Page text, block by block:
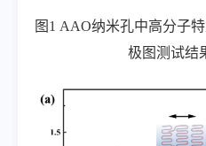
图 1 AAO纳米孔中高分子
极图测试结